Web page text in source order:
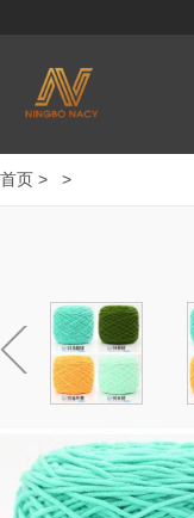
首页 > >